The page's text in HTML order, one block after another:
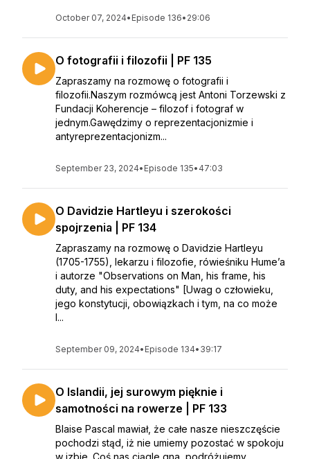
October 07, 2024• Episode 136• 29:06
O fotografii i filozofii | PF 135
Zapraszamy na rozmowę o fotografii i
filozofii.Naszym rozmówcą jest Antoni Torzewski z
Fundacji Koherencje – filozof i fotograf w
jednym.Gawędzimy o reprezentacjonizmie i
antyreprezentacjonizm...
September 23, 2024• Episode 135• 47:03
O Davidzie Hartleyu i szerokości
spojrzenia | PF 134
Zapraszamy na rozmowę o Davidzie Hartleyu
(1705-1755), lekarzu i filozofie, rówieśniku Hume’a
i autorze "Observations on Man, his frame, his
duty, and his expectations" [Uwag o człowieku,
jego konstytucji, obowiązkach i tym, na co może
l...
September 09, 2024• Episode 134• 39:17
O Islandii, jej surowym pięknie i
samotności na rowerze | PF 133
Blaise Pascal mawiał, że całe nasze nieszczęście
pochodzi stąd, iż nie umiemy pozostać w spokoju
w izbie. Coś nas ciągle gna, podróżujemy,